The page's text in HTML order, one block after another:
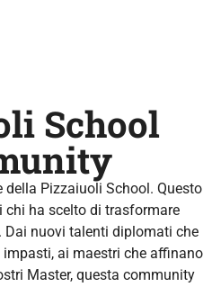
School
della Pizzaiuoli School. Questo
chi ha scelto di trasformare
Dai nuovi talenti diplomati che
ai maestri che affinano
Master, questa community